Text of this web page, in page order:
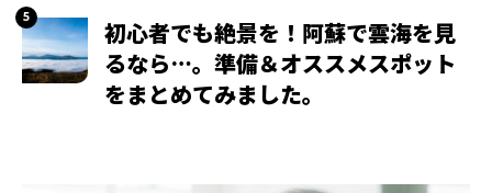
初心者でも絶景を！阿蘇で雲海を見
るなら…。準備＆オススメスポット
をまとめてみました。